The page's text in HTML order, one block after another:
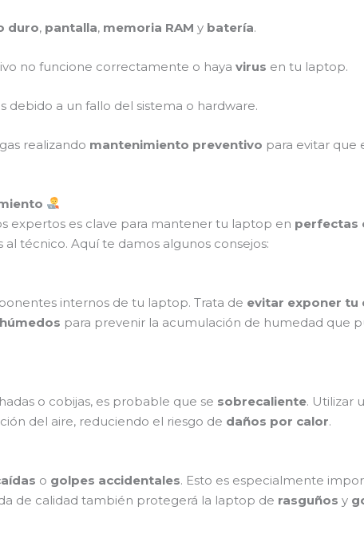
duro, pantalla, memoria RAM y batería.
no funcione correctamente o haya virus en tu laptop.
debido a un fallo del sistema o hardware.
realizando mantenimiento preventivo para evitar que
expertos es clave para mantener tu laptop en perfectas
técnico. Aquí te damos algunos consejos:
internos de tu laptop. Trata de evitar exponer tu
húmedos para prevenir la acumulación de humedad que
o cobijas, es probable que se sobrecaliente. Utilizar
del aire, reduciendo el riesgo de daños por calor.
o golpes accidentales. Esto es especialmente
de calidad también protegerá la laptop de rasguños y